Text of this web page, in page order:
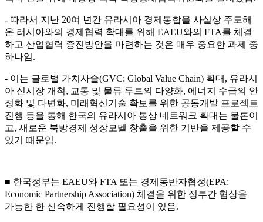
- 따라서 지난 20여 년간 유라시아 경제통합을 사실상 주도해
온 러시아와의 경제협력 확대를 위해 EAEU와의 FTA를 체결
하고 산업협력 증진방안을 마련하는 것은 매우 중요한 과제 중
하나임.
- 이는 글로벌 가치사슬(GVC: Global Value Chain) 확대, 유라시
아 신시장 개척, 교통 및 물류 루트의 다양화, 에너지 수급의 안
정화 및 다변화, 미래혁신기술 확보를 위한 공동개발 프로젝트
진행 등을 통해 한국의 유라시아 통상 네트워크 확대는 물론이
고, 새로운 북방경제 성장모델 창출을 위한 기반을 제공할 수
있기 때문임.
■ 한국정부는 EAEU와 FTA 또는 경제동반자협정(EPA:
Economic Partnership Association) 체결을 위한 정부간 협상을
가능한 한 신속하게 진행할 필요성이 있음.